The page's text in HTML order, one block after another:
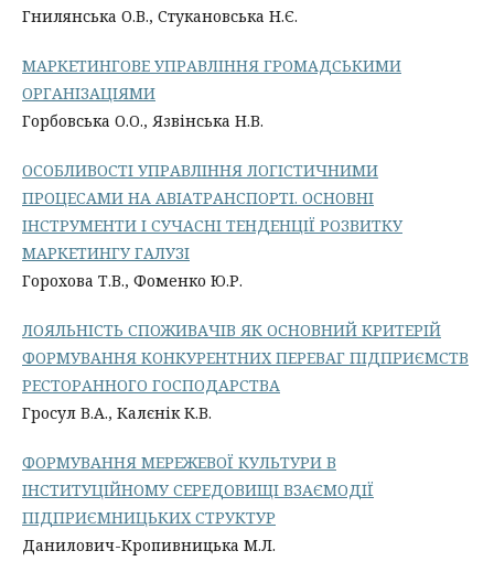
Гнилянська О.В., Стукановська Н.Є.
МАРКЕТИНГОВЕ УПРАВЛІННЯ ГРОМАДСЬКИМИ
ОРГАНІЗАЦІЯМИ
Горбовська О.О., Язвінська Н.В.
ОСОБЛИВОСТІ УПРАВЛІННЯ ЛОГІСТИЧНИМИ
ПРОЦЕСАМИ НА АВІАТРАНСПОРТІ. ОСНОВНІ
ІНСТРУМЕНТИ І СУЧАСНІ ТЕНДЕНЦІЇ РОЗВИТКУ
МАРКЕТИНГУ ГАЛУЗІ
Горохова Т.В., Фоменко Ю.Р.
ЛОЯЛЬНІСТЬ СПОЖИВАЧІВ ЯК ОСНОВНИЙ КРИТЕРІЙ
ФОРМУВАННЯ КОНКУРЕНТНИХ ПЕРЕВАГ ПІДПРИЄМСТВ
РЕСТОРАННОГО ГОСПОДАРСТВА
Гросул В.А., Калєнік К.В.
ФОРМУВАННЯ МЕРЕЖЕВОЇ КУЛЬТУРИ В
ІНСТИТУЦІЙНОМУ СЕРЕДОВИЩІ ВЗАЄМОДІЇ
ПІДПРИЄМНИЦЬКИХ СТРУКТУР
Данилович-Кропивницька М.Л.